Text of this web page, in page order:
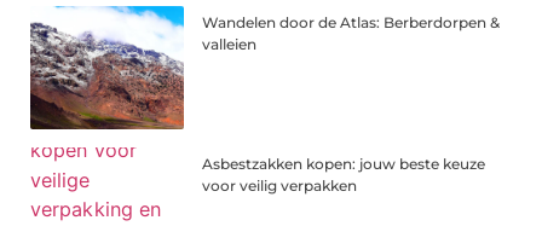
Wandelen door de Atlas: Berberdorpen &
valleien
Asbestzakken kopen: jouw beste keuze
voor veilig verpakken